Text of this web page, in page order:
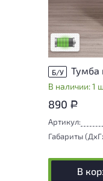
У товара
следы
удобство
Низкая
Б/У
В наличии: 1
890 Р
Артикул:
Габариты
В